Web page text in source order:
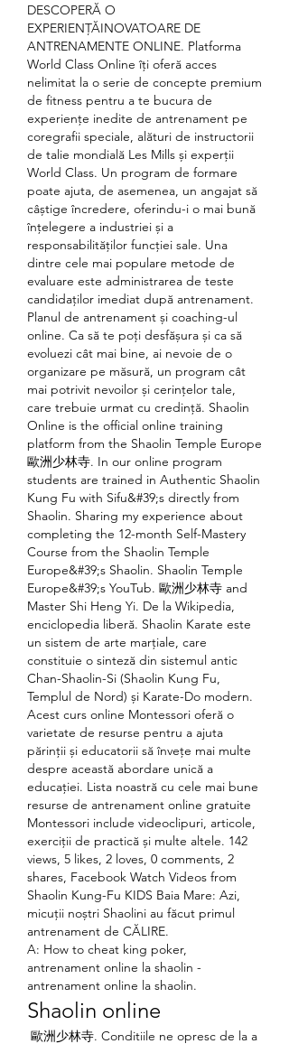
DESCOPERĂ O
EXPERIENȚĂINOVATOARE DE
ANTRENAMENTE ONLINE. Platforma
World Class Online îți oferă acces
nelimitat la o serie de concepte premium
de fitness pentru a te bucura de
experiențe inedite de antrenament pe
coregrafii speciale, alături de instructorii
de talie mondială Les Mills și experții
World Class. Un program de formare
poate ajuta, de asemenea, un angajat să
câștige încredere, oferindu-i o mai bună
înțelegere a industriei și a
responsabilităților funcției sale. Una
dintre cele mai populare metode de
evaluare este administrarea de teste
candidaților imediat după antrenament.
Planul de antrenament și coaching-ul
online. Ca să te poți desfășura și ca să
evoluezi cât mai bine, ai nevoie de o
organizare pe măsură, un program cât
mai potrivit nevoilor și cerințelor tale,
care trebuie urmat cu credință. ‎Shaolin
Online is the official online training
platform from the Shaolin Temple Europe
歐洲少林寺. In our online program
students are trained in Authentic Shaolin
Kung Fu with Sifu&#39;s directly from
Shaolin. Sharing my experience about
completing the 12-month Self-Mastery
Course from the Shaolin Temple
Europe&#39;s Shaolin. Shaolin Temple
Europe&#39;s YouTub. 歐洲少林寺 and
Master Shi Heng Yi. De la Wikipedia,
enciclopedia liberă. Shaolin Karate este
un sistem de arte marțiale, care
constituie o sinteză din sistemul antic
Chan-Shaolin-Si (Shaolin Kung Fu,
Templul de Nord) și Karate-Do modern.
Acest curs online Montessori oferă o
varietate de resurse pentru a ajuta
părinții și educatorii să învețe mai multe
despre această abordare unică a
educației. Lista noastră cu cele mai bune
resurse de antrenament online gratuite
Montessori include videoclipuri, articole,
exerciții de practică și multe altele. 142
views, 5 likes, 2 loves, 0 comments, 2
shares, Facebook Watch Videos from
Shaolin Kung-Fu KIDS Baia Mare: Azi,
micuții noștri Shaolini au făcut primul
antrenament de CĂLIRE.
A: How to cheat king poker,
antrenament online la shaolin -
antrenament online la shaolin.
Shaolin online